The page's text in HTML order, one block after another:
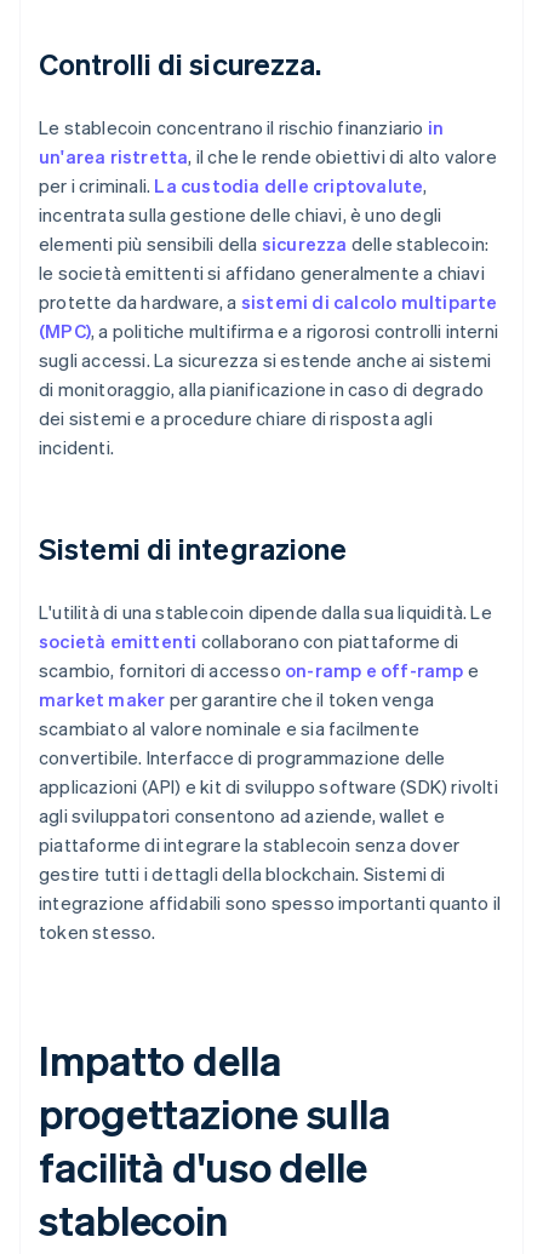
Controlli di sicurezza.
Le stablecoin concentrano il rischio finanziario in
un'area ristretta, il che le rende obiettivi di alto valore
per i criminali. La custodia delle criptovalute,
incentrata sulla gestione delle chiavi, è uno degli
elementi più sensibili della sicurezza delle stablecoin:
le società emittenti si affidano generalmente a chiavi
protette da hardware, a sistemi di calcolo multiparte
(MPC), a politiche multifirma e a rigorosi controlli interni
sugli accessi. La sicurezza si estende anche ai sistemi
di monitoraggio, alla pianificazione in caso di degrado
dei sistemi e a procedure chiare di risposta agli
incidenti.
Sistemi di integrazione
L'utilità di una stablecoin dipende dalla sua liquidità. Le
società emittenti collaborano con piattaforme di
scambio, fornitori di accesso on-ramp e off-ramp e
market maker per garantire che il token venga
scambiato al valore nominale e sia facilmente
convertibile. Interfacce di programmazione delle
applicazioni (API) e kit di sviluppo software (SDK) rivolti
agli sviluppatori consentono ad aziende, wallet e
piattaforme di integrare la stablecoin senza dover
gestire tutti i dettagli della blockchain. Sistemi di
integrazione affidabili sono spesso importanti quanto il
token stesso.
Impatto della
progettazione sulla
facilità d'uso delle
stablecoin